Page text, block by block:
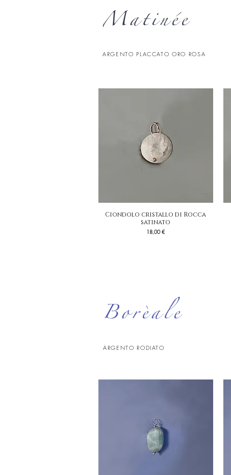
Matinée
ARGENTO PLACCATO ORO ROSA
Vista rapida
Ciondolo cristallo di Rocca
satinato
Prezzo
18,00 €
Borèale
ARGENTO RODIATO